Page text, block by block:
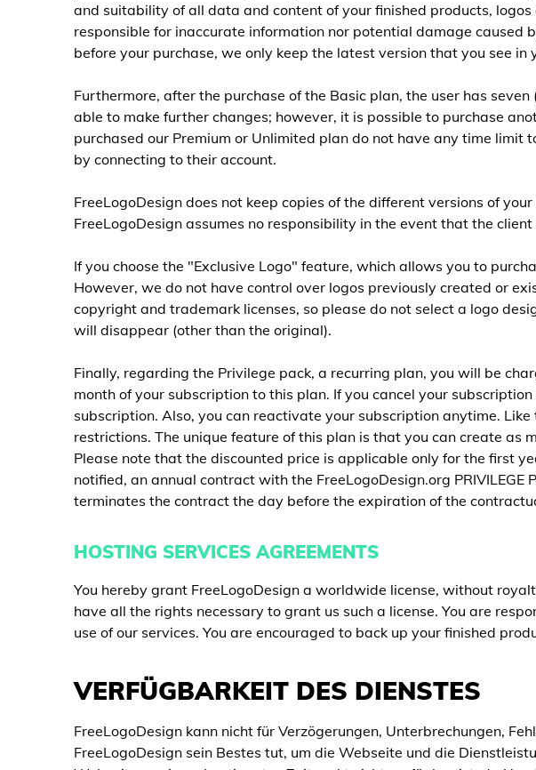
and suitability of all data and content of your finished products,
responsible for inaccurate information nor potential damage caused
before your purchase, we only keep the latest version that you see in
Furthermore, after the purchase of the Basic plan, the user has
able to make further changes; however, it is possible to purchase
purchased our Premium or Unlimited plan do not have any time
by connecting to their account.
FreeLogoDesign does not keep copies of the different versions of
FreeLogoDesign assumes no responsibility in the event that the
If you choose the "Exclusive Logo" feature, which allows you to
However, we do not have control over logos previously created or
copyright and trademark licenses, so please do not select a logo
will disappear (other than the original).
Finally, regarding the Privilege pack, a recurring plan, you will be
month of your subscription to this plan. If you cancel your
subscription. Also, you can reactivate your subscription anytime.
restrictions. The unique feature of this plan is that you can create as
Please note that the discounted price is applicable only for the first
notified, an annual contract with the FreeLogoDesign.org
terminates the contract the day before the expiration of the
HOSTING SERVICES AGREEMENTS
You hereby grant FreeLogoDesign a worldwide license, without
have all the rights necessary to grant us such a license. You are
use of our services. You are encouraged to back up your finished
VERFÜGBARKEIT DES DIENSTES
FreeLogoDesign kann nicht für Verzögerungen, Unterbrechungen,
FreeLogoDesign sein Bestes tut, um die Webseite und die